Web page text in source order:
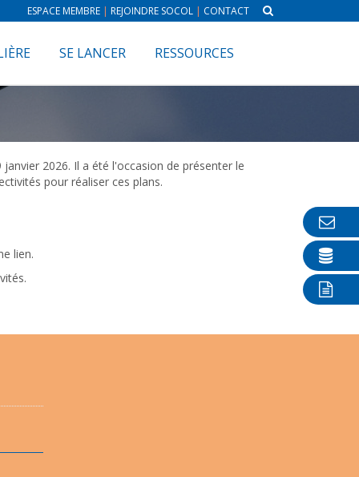
ESPACE MEMBRE | REJOINDRE SOCOL | CONTACT
SE LANCER RESSOURCES
2026. Il a été l'occasion de présenter le
pour réaliser ces plans.
lien.